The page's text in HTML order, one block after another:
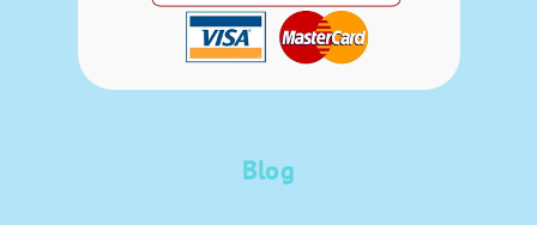
Blog